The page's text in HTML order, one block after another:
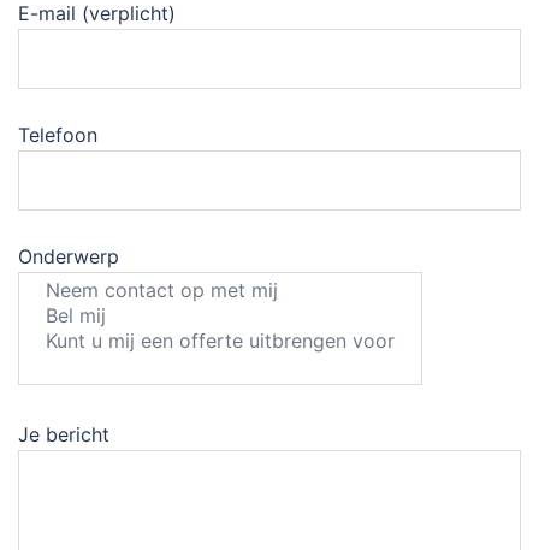
E-mail (verplicht)
Telefoon
Onderwerp
Je bericht